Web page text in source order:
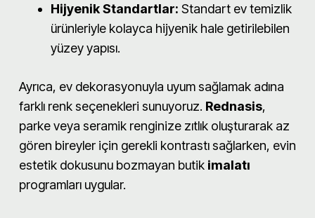
Hijyenik Standartlar: Standart ev temizlik
ürünleriyle kolayca hijyenik hale getirilebilen
yüzey yapısı.
Ayrıca, ev dekorasyonuyla uyum sağlamak adına
farklı renk seçenekleri sunuyoruz. Rednasis,
parke veya seramik renginize zıtlık oluşturarak az
gören bireyler için gerekli kontrastı sağlarken, evin
estetik dokusunu bozmayan butik imalatı
programları uygular.